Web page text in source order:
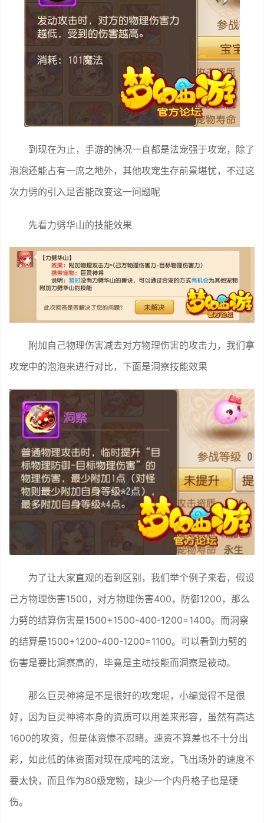
到现在为止，手游的情况一直都是法宠强于攻宠，除了
泡泡还能占有一席之地外，其他攻宠生存前景堪忧，不过这
次力劈的引入是否能改变这一问题呢
先看力劈华山的技能效果
附加自己物理伤害减去对方物理伤害的攻击力，我们拿
攻宠中的泡泡来进行对比，下面是洞察技能效果
为了让大家直观的看到区别，我们举个例子来看，假设
己方物理伤害1500，对方物理伤害400，防御1200，那么
力劈的结算伤害是1500+1500-400-1200=1400。而洞察
的结算是1500+1200-400-1200=1100。可以看到力劈的
伤害是要比洞察高的，毕竟是主动技能而洞察是被动。
那么巨灵神将是不是很好的攻宠呢，小编觉得不是很
好，因为巨灵神将本身的资质可以用差来形容，虽然有高达
1600的攻资，但是体资惨不忍睹。速资不算差也不十分出
彩，如此低的体资面对现在成吨的法宠，飞出场外的速度不
要太快，而且作为80级宠物，缺少一个内丹格子也是硬
伤。